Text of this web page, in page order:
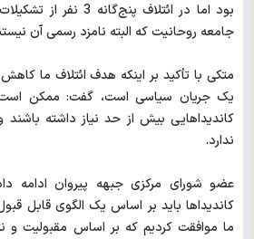
جامعه روحانیت که البته نامزد رسمی آن
متکی با تأکید بر اینکه هدف ائتلاف ما
یک جریان سیاسی است، گفت: ممکن است
کاندیداهایی بیش از حد نیاز داشته باشند
ندارد.
عضو شورای مرکزی جبهه پیروان ادامه
کاندیداها باید بر اساس یک الگوی قابل
ما موافقت کردیم که بر اساس مقبولیت و